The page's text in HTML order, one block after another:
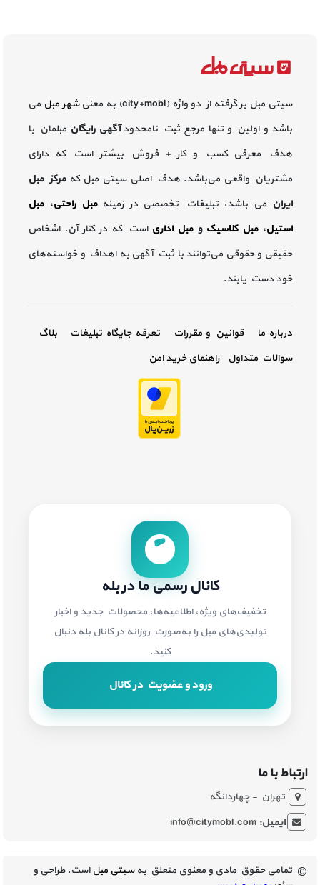
سیتی مبل بر گرفته از دو واژه (city+mobl) به معنی شهر مبل می
باشد و اولین و تنها مرجع ثبت نامحدودآگهی رایگان مبلمان با
هدف معرفی کسب و کار + فروش بیشتر است که دارای
مشتریان واقعی می‌باشد. هدف اصلی سیتی مبل کهمرکز مبل
ایران می باشد، تبلیغات تخصصی در زمینه مبل راحتی،مبل
استیل،مبل کلاسیک ومبل اداری است که در کنار آن، اشخاص
حقیقی و حقوقی می‌توانند با ثبت آگهی به اهداف و خواسته‌های
خود دست یابند.
درباره ما قوانین و مقررات تعرفه جایگاه تبلیغات
بلاگ
سوالات متداول
راهنمای خرید امن
کانال رسمی ما در بله
تخفیف‌های ویژه، اطلاعیه‌ها، محصولات جدید و اخبار
تولیدی‌های مبل را به‌صورت روزانه در کانال بله دنبال
کنید.
ورود و عضویت در کانال
ارتباط با ما
تهران - چهاردانگه
ایمیل:info@citymobl.com
تمامی حقوق مادی و معنوی متعلق بهسیتی مبلاست. طراحی و